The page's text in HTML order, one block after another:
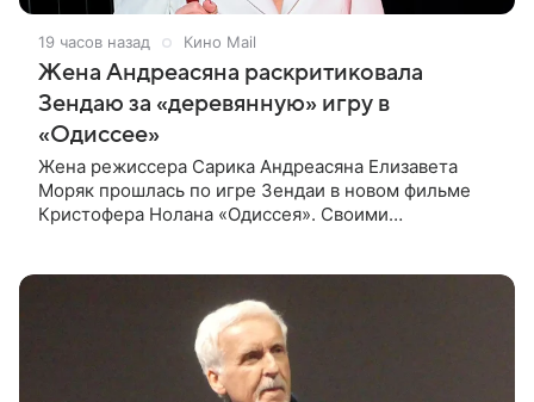
19 часов назад Кино Mail
Жена Андреасяна раскритиковала
Зендаю за «деревянную» игру в
«Одиссее»
Жена режиссера Сарика Андреасяна Елизавета
Моряк прошлась по игре Зендаи в новом фильме
Кристофера Нолана «Одиссея». Своими